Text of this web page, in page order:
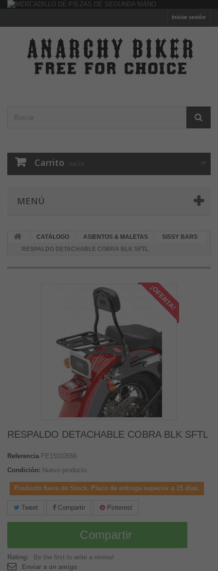
Iniciar sesión
Carrito vacío
MENÚ
CATÁLOGO ASIENTOS & MALETAS
SISSY BARS
RESPALDO DETACHABLE COBRA BLK SFTL
¡OFERTA!
RESPALDO DETACHABLE COBRA BLK SFTL
Referencia PE15010556
Condición: Nuevo producto
Producto fuera de Stock. Plazo de entrega superior a 15 días.
Tweet Compartir Pinterest
Compartir
Rating:
Be the first to write a review!
Enviar a un amigo